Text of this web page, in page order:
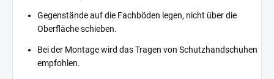
Gegenstände auf die Fachböden legen, nicht über die
Oberfläche schieben.
Bei der Montage wird das Tragen von Schutzhandschuhen
empfohlen.